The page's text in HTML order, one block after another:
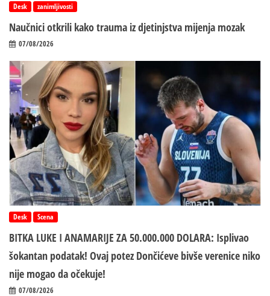
Desk zanimljivosti
Naučnici otkrili kako trauma iz d‌jetinjstva mijenja mozak
07/08/2026
Desk Scena
BITKA LUKE I ANAMARIJE ZA 50.000.000 DOLARA: Isplivao
šokantan podatak! Ovaj potez Dončićeve bivše verenice niko
nije mogao da očekuje!
07/08/2026